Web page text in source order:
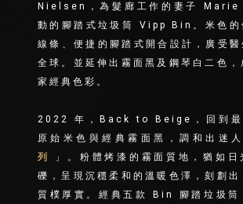
Nielsen，為髮廊工作的妻子 Marie
動的腳踏式垃圾筒 Vipp Bin。米色的
線條、便捷的腳踏式開合設計，廣受
全球。並延伸出霧面黑及鋼琴白二色
家經典色彩。
2022 年，Back to Beige，回到最
原始米色與經典霧面黑，調和出迷人
列
」。粉體烤漆的霧面質地，猶如日
礫，呈現沉穩柔和的溫暖色澤，刻劃
質樸厚實。經典五款 Bin 腳踏垃圾筒